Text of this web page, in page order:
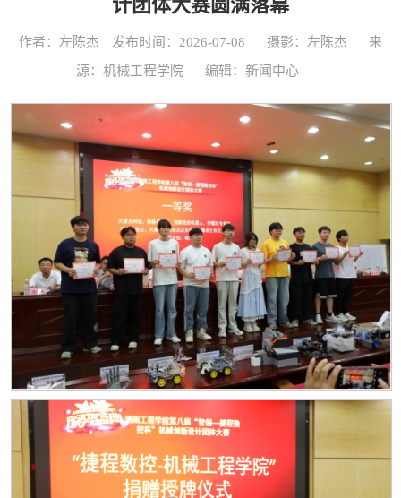
计团体大赛圆满落幕
作者：左陈杰 发布时间：2026-07-08 摄影：左陈杰
来
源：机械工程学院
编辑：新闻中心